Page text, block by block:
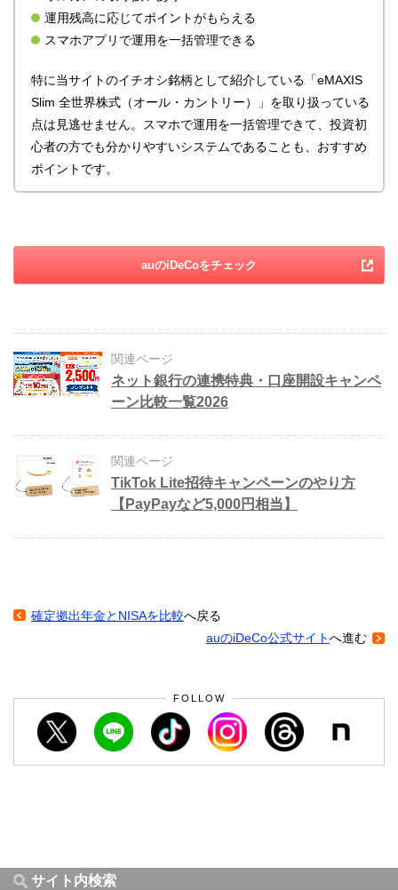
運用残高に応じてポイントがもらえる
スマホアプリで運用を一括管理できる
特に当サイトのイチオシ銘柄として紹介している「eMAXIS
Slim 全世界株式（オール・カントリー）」を取り扱っている
点は見逃せません。スマホで運用を一括管理できて、投資初
心者の方でも分かりやすいシステムであることも、おすすめ
ポイントです。
auのiDeCoをチェック
関連ページ
ネット銀行の連携特典・口座開設キャンペ
ーン比較一覧2026
関連ページ
TikTok Lite招待キャンペーンのやり方
【PayPayなど5,000円相当】
確定拠出年金とNISAを比較へ戻る
auのiDeCo公式サイトへ進む
FOLLOW
サイト内検索